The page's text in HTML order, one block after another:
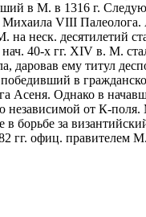
в М. в 1316 г.
VIII Палеолога.
на неск. десятилетий
40-х гг. XIV в. М.
ему титул
победивший в
Асеня. Однако в
независимой от К-
борьбе за
гг. офиц. правителем